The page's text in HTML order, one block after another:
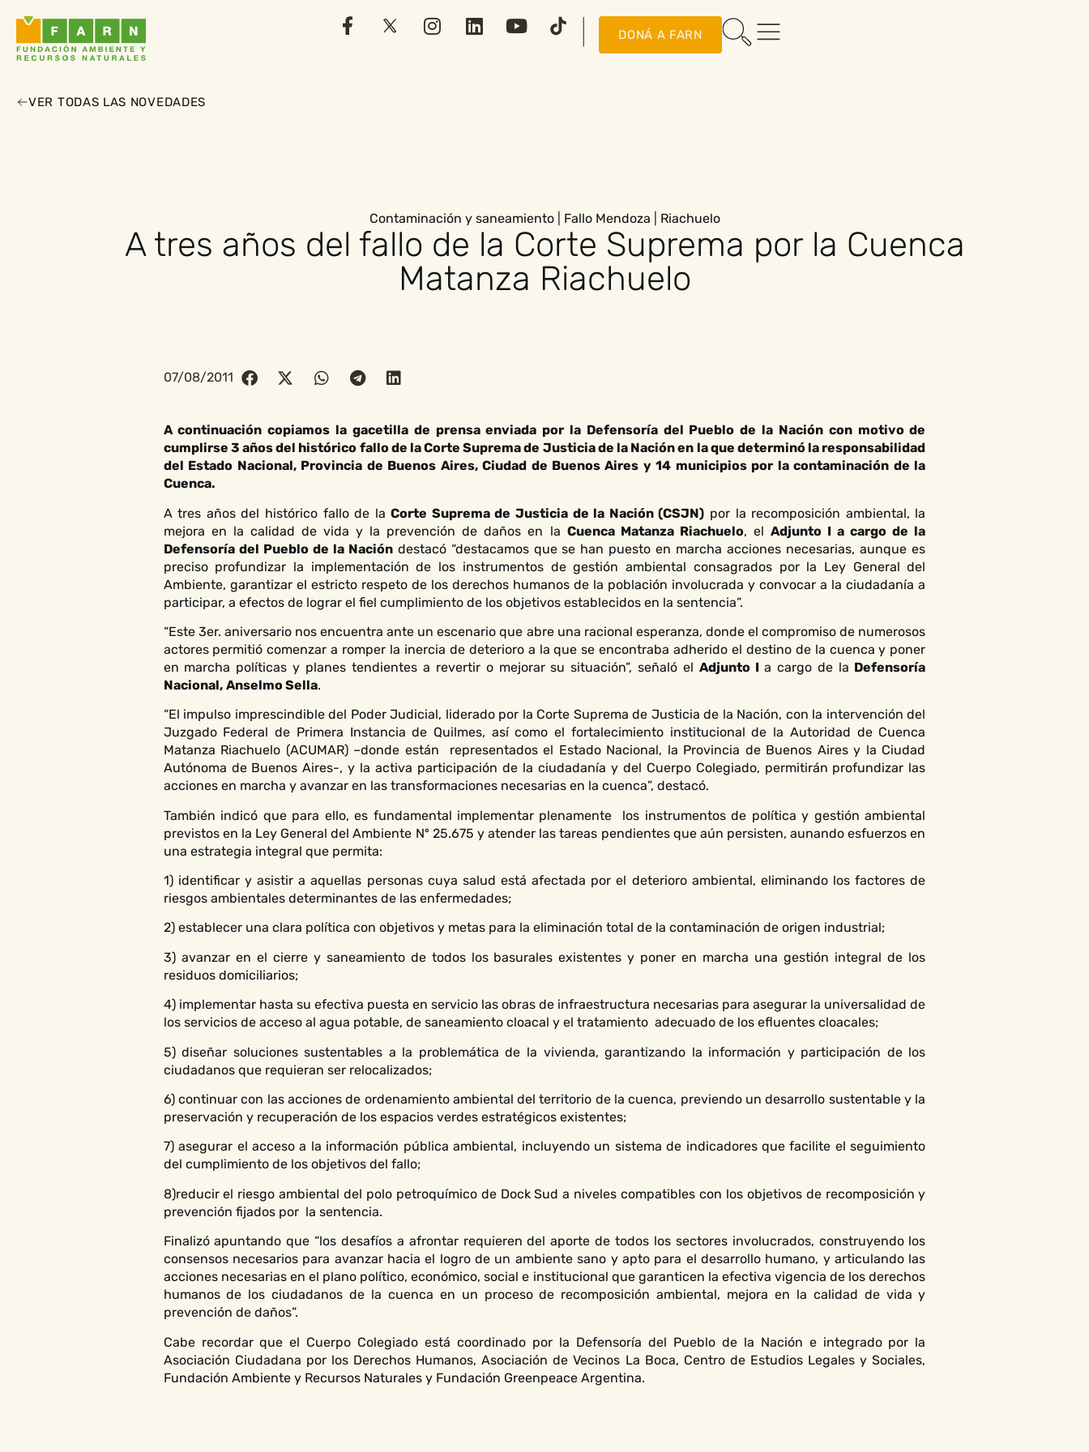
DONÁ A FARN
VER TODAS LAS NOVEDADES
Contaminación y saneamiento| Fallo Mendoza Riachuelo
A tres años del fallo de la Corte Suprema por la Cuenca
Matanza Riachuelo
07/08/2011
A continuación copiamos la gacetilla de prensa enviada por la Defensoría del Pueblo de la Nación con motivo de
cumplirse 3 años del histórico fallo de la Corte Suprema de Justicia de la Nación en la que determinó la responsabilidad
del Estado Nacional, Provincia de Buenos Aires, Ciudad de Buenos Aires y 14 municipios por la contaminación de la
Cuenca.
A tres años del histórico fallo de laCorte Suprema de Justicia de la Nación (CSJN) por la recomposición ambiental, la
mejora en la calidad de vida y la prevención de daños en la Cuenca Matanza Riachuelo, el Adjunto I a cargo de la
Defensoría del Pueblo de la Nacióndestacó “destacamos que se han puesto en marcha acciones necesarias, aunque es
preciso profundizar la implementación de los instrumentos de gestión ambiental consagrados por la Ley General del
Ambiente, garantizar el estricto respeto de los derechos humanos de la población involucrada y convocar a la ciudadanía a
participar, a efectos de lograr el fiel cumplimiento de los objetivos establecidos en la sentencia”.
“Este 3er. aniversario nos encuentra ante un escenario que abre una racional esperanza, donde el compromiso de numerosos
actores permitió comenzar a romper la inercia de deterioro a la que se encontraba adherido el destino de la cuenca y poner
en marcha políticas y planes tendientes a revertir o mejorar su situación”, señaló elAdjunto I a cargo de la Defensoría
Nacional, Anselmo Sella.
“El impulso imprescindible del Poder Judicial, liderado por la Corte Suprema de Justicia de la Nación, con la intervención del
Juzgado Federal de Primera Instancia de Quilmes, así como el fortalecimiento institucional de la Autoridad de Cuenca
Matanza Riachuelo (ACUMAR) –donde están representados el Estado Nacional, la Provincia de Buenos Aires y la Ciudad
Autónoma de Buenos Aires-, y la activa participación de la ciudadanía y del Cuerpo Colegiado, permitirán profundizar las
acciones en marcha y avanzar en las transformaciones necesarias en la cuenca”, destacó.
También indicó que para ello, es fundamental implementar plenamente los instrumentos de política y gestión ambiental
previstos en la Ley General del Ambiente Nº 25.675 y atender las tareas pendientes que aún persisten, aunando esfuerzos en
una estrategia integral que permita:
1) identificar y asistir a aquellas personas cuya salud está afectada por el deterioro ambiental, eliminando los factores de
riesgos ambientales determinantes de las enfermedades;
2) establecer una clara política con objetivos y metas para la eliminación total de la contaminación de origen industrial;
3) avanzar en el cierre y saneamiento de todos los basurales existentes y poner en marcha una gestión integral de los
residuos domiciliarios;
4) implementar hasta su efectiva puesta en servicio las obras de infraestructura necesarias para asegurar la universalidad de
los servicios de acceso al agua potable, de saneamiento cloacal y el tratamiento adecuado de los efluentes cloacales;
5) diseñar soluciones sustentables a la problemática de la vivienda, garantizando la información y participación de los
ciudadanos que requieran ser relocalizados;
6) continuar con las acciones de ordenamiento ambiental del territorio de la cuenca, previendo un desarrollo sustentable y la
preservación y recuperación de los espacios verdes estratégicos existentes;
7) asegurar el acceso a la información pública ambiental, incluyendo un sistema de indicadores que facilite el seguimiento
del cumplimiento de los objetivos del fallo;
8)reducir el riesgo ambiental del polo petroquímico de Dock Sud a niveles compatibles con los objetivos de recomposición y
prevención fijados por la sentencia.
Finalizó apuntando que “los desafíos a afrontar requieren del aporte de todos los sectores involucrados, construyendo los
consensos necesarios para avanzar hacia el logro de un ambiente sano y apto para el desarrollo humano, y articulando las
acciones necesarias en el plano político, económico, social e institucional que garanticen la efectiva vigencia de los derechos
humanos de los ciudadanos de la cuenca en un proceso de recomposición ambiental, mejora en la calidad de vida y
prevención de daños”.
Cabe recordar que el Cuerpo Colegiado está coordinado por la Defensoría del Pueblo de la Nación e integrado por la
Asociación Ciudadana por los Derechos Humanos, Asociación de Vecinos La Boca, Centro de Estudios Legales y Sociales,
Fundación Ambiente y Recursos Naturales y Fundación Greenpeace Argentina.